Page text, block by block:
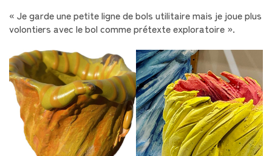
« Je garde une petite ligne de bols utilitaire mais je joue plus
volontiers avec le bol comme prétexte exploratoire ».